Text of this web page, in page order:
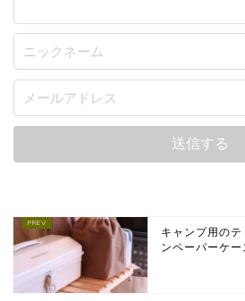
キャンプ用の
ンペーパーケー